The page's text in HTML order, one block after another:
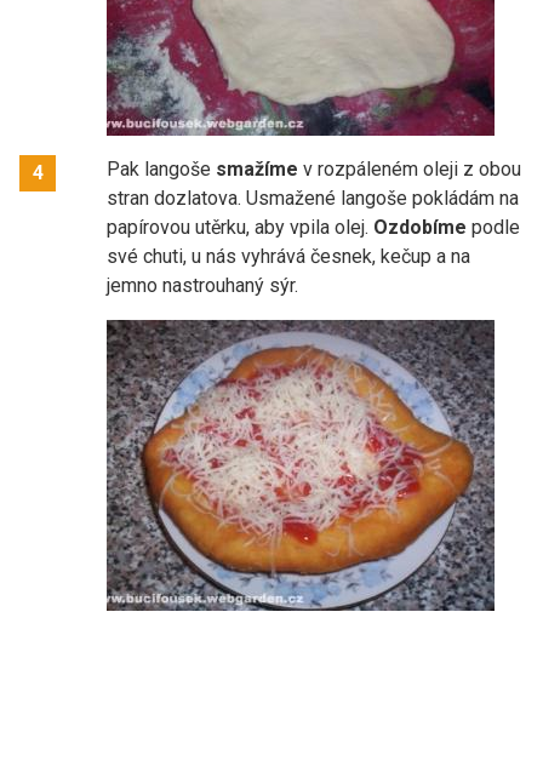
4 Pak langoše smažíme v rozpáleném oleji z obou
stran dozlatova. Usmažené langoše pokládám na
papírovou utěrku, aby vpila olej. Ozdobíme podle
své chuti, u nás vyhrává česnek, kečup a na
jemno nastrouhaný sýr.